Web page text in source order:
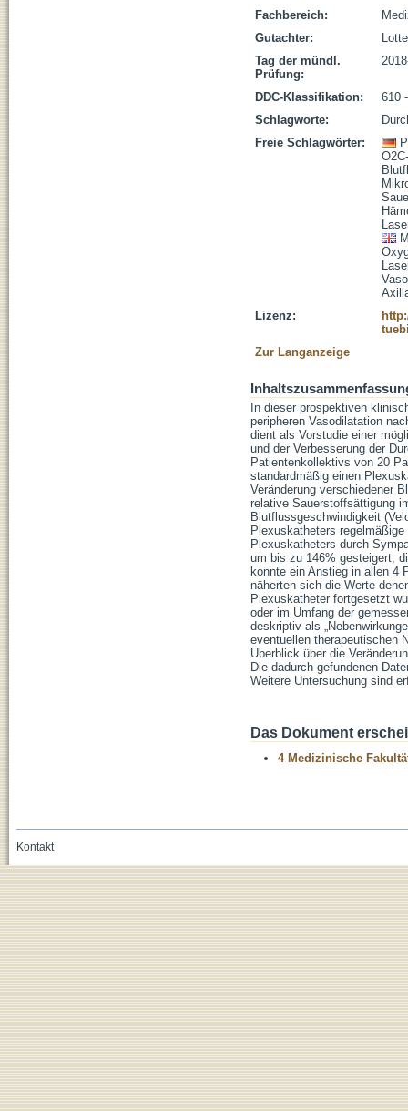
Fachbereich:
Gutachter:
Tag der mündl.
Prüfung:
DDC-Klassifikation:
610
Schlagworte:
Freie Schlagwörter:
Lizenz:
Zur Langanzeige
In dieser prospektiven
peripheren Vasodilatation
dient als Vorstudie einer
und der Verbesserung der
Patientenkollektivs von 20
standardmäßig einen
Veränderung verschiedener
relative Sauerstoffsättigung
Blutflussgeschwindigkeit
Plexuskatheters
Plexuskatheters durch
um bis zu 146% gesteigert,
konnte ein Anstieg in allen 4
näherten sich die Werte
Plexuskatheter fortgesetzt
oder im Umfang der
deskriptiv als
eventuellen therapeutischen
Überblick über die
Die dadurch gefundenen
Weitere Untersuchung sind
Das Dokument
4 Medizinische
Kontakt